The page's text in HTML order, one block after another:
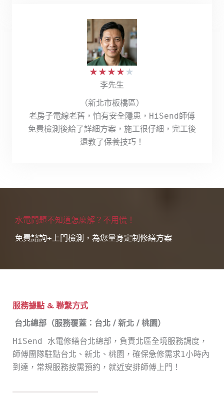
★ ★ ★ ★ ★
李先生
（新北市板橋區）
老房子電線老舊，怕有安全隱患，HiSend師傅
免費檢測後給了詳細方案，施工很仔細，完工後
還教了保養技巧！
水電問題不知道怎麼解？不用慌！
免費諮詢+上門檢測，為您量身定制修繕方案
服務據點 & 聯繫方式
台北總部（服務覆蓋：台北 / 新北 / 桃園）
HiSend 水電修繕台北總部，負責北區全境服務調度，
師傅團隊駐點台北、新北、桃園，確保急修需求1小時內
到達，常規服務按需預約，就近安排師傅上門！